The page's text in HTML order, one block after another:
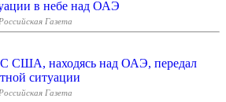
в небе над ОАЭ
Российская Газета
США, находясь над ОАЭ, передал
ситуации
Российская Газета